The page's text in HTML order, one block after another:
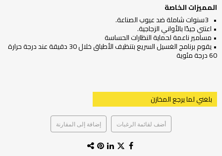
المميزات الخاصة
• 3سنوات شاملة ضد عيوب الصناعة.
• اعتني جيدًا بالأواني الزجاجية.
• مسامير ناعمة لحماية النظارات الحساسة
• يقوم برنامج الغسيل السريع بتنظيف الأطباق خلال 30 دقيقة عند درجة حرارة
60 درجة مئوية
بلغني لما يرجع المخازن
أضف لقائمة الرغبات إضافة إلى المقارنة